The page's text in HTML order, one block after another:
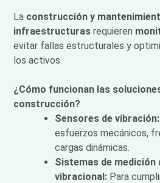
La construcción y
infraestructuras requieren
evitar fallas estructurales y
los activos
¿Cómo funcionan las
construcción?
Sensores de vibración:
esfuerzos mecánicos,
cargas dinámicas.
Sistemas de medición
vibracional: Para